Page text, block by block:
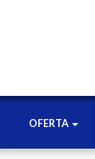
OFERTA